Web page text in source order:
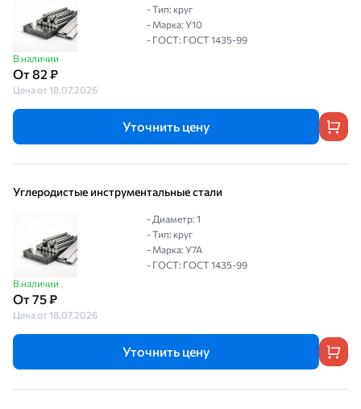
В наличии
От 82 ₽
Цена от 18.07.2026
- Тип: круг
- Марка: У10
- ГОСТ: ГОСТ 1435-99
Уточнить цену
Углеродистые инструментальные стали
В наличии
От 75 ₽
Цена от 18.07.2026
- Диаметр: 1
- Тип: круг
- Марка: У7А
- ГОСТ: ГОСТ 1435-99
Уточнить цену